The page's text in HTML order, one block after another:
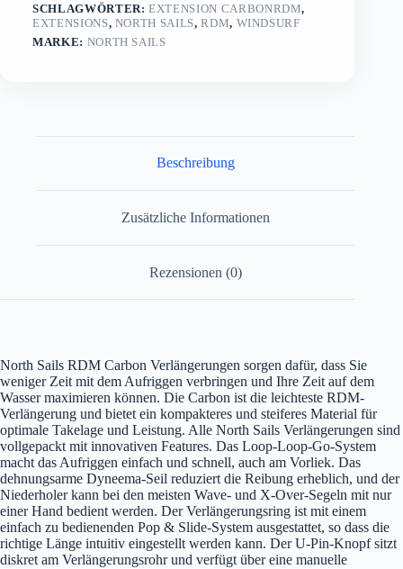
SCHLAGWÖRTER:EXTENSION CARBONRDM,
EXTENSIONS, NORTH SAILS,RDM, WINDSURF
MARKE: NORTH SAILS
Beschreibung
Zusätzliche Informationen
Rezensionen (0)
North Sails RDM Carbon Verlängerungen sorgen dafür, dass Sie
weniger Zeit mit dem Aufriggen verbringen und Ihre Zeit auf dem
Wasser maximieren können. Die Carbon ist die leichteste RDM-
Verlängerung und bietet ein kompakteres und steiferes Material für
optimale Takelage und Leistung. Alle North Sails Verlängerungen sind
vollgepackt mit innovativen Features. Das Loop-Loop-Go-System
macht das Aufriggen einfach und schnell, auch am Vorliek. Das
dehnungsarme Dyneema-Seil reduziert die Reibung erheblich, und der
Niederholer kann bei den meisten Wave- und X-Over-Segeln mit nur
einer Hand bedient werden. Der Verlängerungsring ist mit einem
einfach zu bedienenden Pop & Slide-System ausgestattet, so dass die
richtige Länge intuitiv eingestellt werden kann. Der U-Pin-Knopf sitzt
diskret am Verlängerungsrohr und verfügt über eine manuelle